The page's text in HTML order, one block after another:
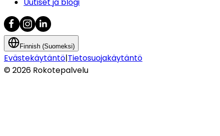
Uutiset ja blogi
Finnish (Suomeksi)
Evästekäytäntö|Tietosuojakäytäntö
©2026 Rokotepalvelu